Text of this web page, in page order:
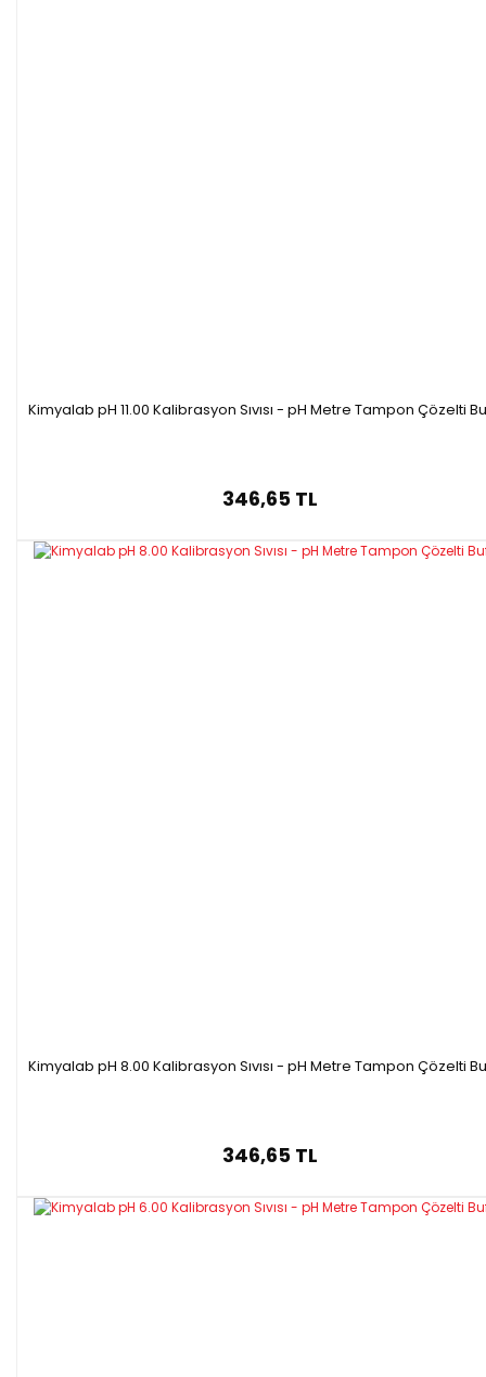
Kimyalab pH 11.00 Kalibrasyon Sıvısı - pH Metre Tampon Çözelti
346,65 TL
Kimyalab pH 8.00 Kalibrasyon Sıvısı - pH Metre Tampon Çözelti
346,65 TL